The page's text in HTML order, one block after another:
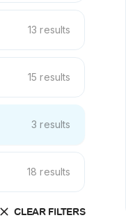
13 results
15 results
3 results
18 results
CLEAR FILTERS